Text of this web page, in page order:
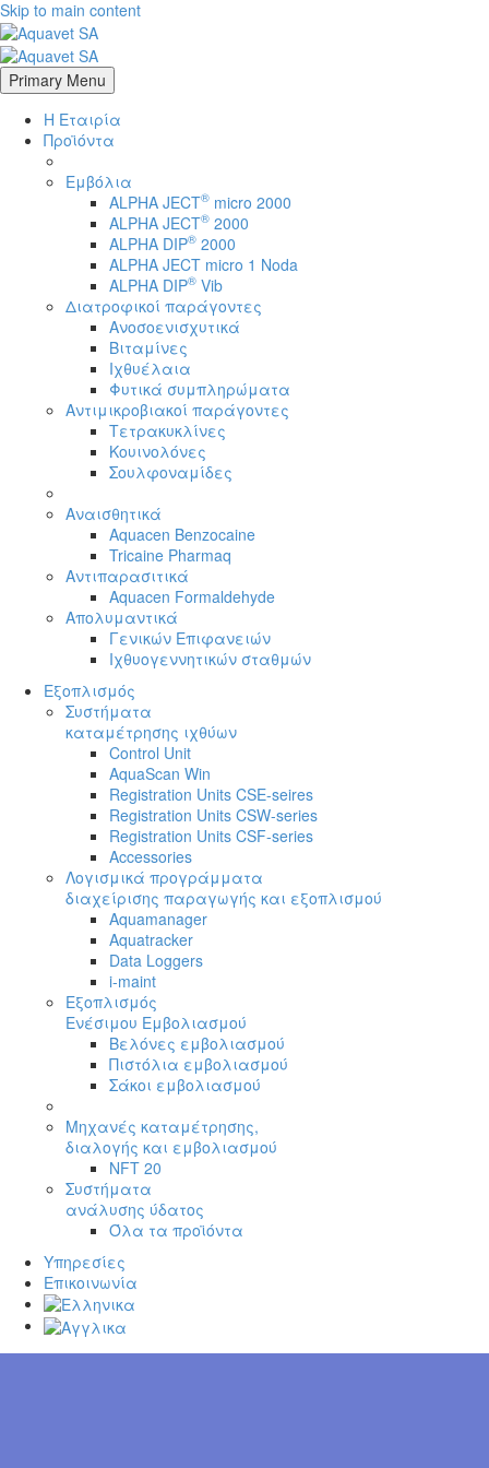
Skip to main content
Primary Menu
Η Εταιρία
Προϊόντα
Εμβόλια
ALPHA JECT® micro 2000
ALPHA JECT® 2000
ALPHA DIP® 2000
ALPHA JECT micro 1 Νoda
ALPHA DIP® Vib
Διατροφικοί παράγοντες
Ανοσοενισχυτικά
Βιταμίνες
Ιχθυέλαια
Φυτικά συμπληρώματα
Αντιμικροβιακοί παράγοντες
Τετρακυκλίνες
Κουινολόνες
Σουλφοναμίδες
Αναισθητικά
Aquacen Benzocaine
Tricaine Pharmaq
Αντιπαρασιτικά
Aquacen Formaldehyde
Απολυμαντικά
Γενικών Επιφανειών
Ιχθυογεννητικών σταθμών
Εξοπλισμός
Συστήματα
καταμέτρησης ιχθύων
Control Unit
AquaScan Win
Registration Units CSE-seires
Registration Units CSW-series
Registration Units CSF-series
Accessories
Λογισμικά προγράμματα
διαχείρισης παραγωγής και εξοπλισμού
Aquamanager
Aquatracker
Data Loggers
i-maint
Εξοπλισμός
Ενέσιμου Εμβολιασμού
Βελόνες εμβολιασμού
Πιστόλια εμβολιασμού
Σάκοι εμβολιασμού
Μηχανές καταμέτρησης,
διαλογής και εμβολιασμού
NFT 20
Συστήματα
ανάλυσης ύδατος
Όλα τα προϊόντα
Υπηρεσίες
Επικοινωνία